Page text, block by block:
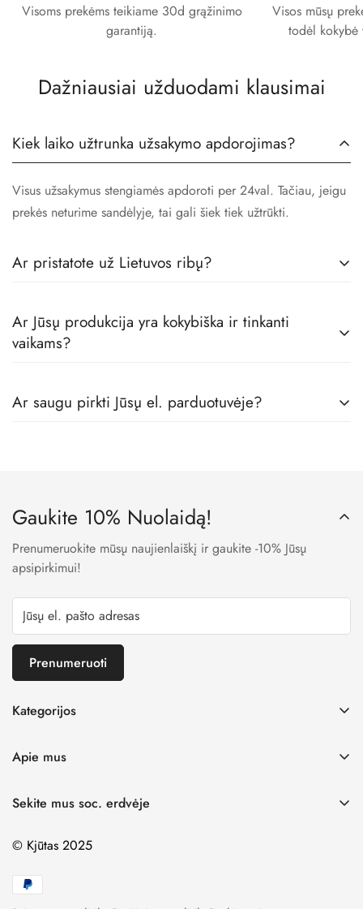
Visoms prekėms teikiame 30d grąžinimo
garantiją.
Visos mūsų
todėl kokybė
Dažniausiai užduodami klausimai
Kiek laiko užtrunka užsakymo apdorojimas?
Visus užsakymus stengiamės apdoroti per 24val. Tačiau, jeigu
prekės neturime sandėlyje, tai gali šiek tiek užtrūkti.
Ar pristatote už Lietuvos ribų?
Ar Jūsų produkcija yra kokybiška ir tinkanti
vaikams?
gamintojais, todėl visos prekės pas mus yra skirtos būtent
Ar saugu pirkti Jūsų el. parduotuvėje?
Gaukite 10% Nuolaidą!
Prenumeruokite mūsų naujienlaiškį ir gaukite -10% Jūsų
apsipirkimui!
Prenumeruoti
Kategorijos
Berniukams
Išpardavimas
Mokyklinė Apranga
Naujienos
Apie mus
Prekių pristatymas
Sekite mus soc. erdvėje
© Kjūtas 2025